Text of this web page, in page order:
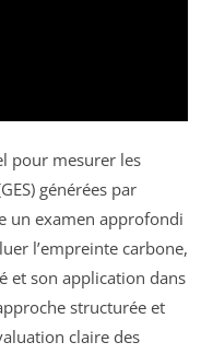
pour mesurer les
générées par
un examen approfondi
l’empreinte carbone,
et son application dans
structurée et
claire des